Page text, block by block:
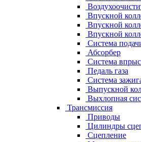
Впускной
Впускной
Впускной
Система
Абсорбер
Система
Педаль газа
Система
Выпускной
Выхлопная
Трансмиссия
Приводы
Цилиндры
Сцепление